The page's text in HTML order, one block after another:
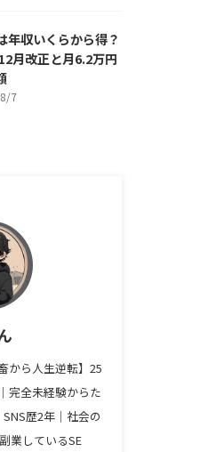
年収いくらから得？
月改正と月6.2万円
7
から人生逆転】25
完全未経験からた
歴2年｜社会の
業しているSE